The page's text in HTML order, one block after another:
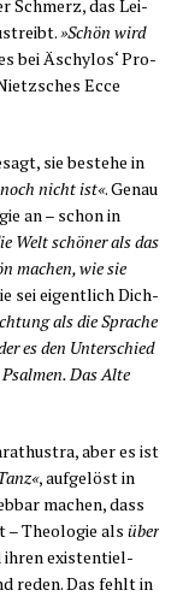
Schmerz, das Lei­
»Schön wird
bei Äschy­los‘ Pro­
Ecce
sie bestehe in
noch nicht ist«. Genau
an – schon in
Welt schö­ner als das
machen, wie sie
sei eigent­lich Dich­
als die Spra­che
es den Unter­schied
Das Alte
aber es ist
, auf­ge­löst in
machen, dass
– Theo­lo­gie als über
ihren exis­ten­ti­el­
reden. Das fehlt in